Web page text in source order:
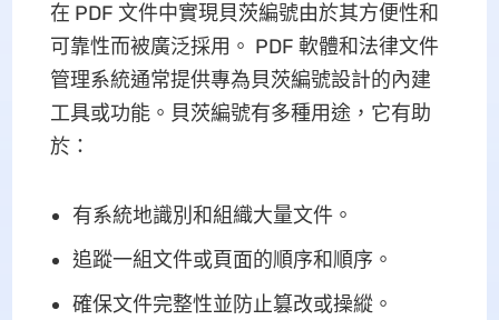
在 PDF 文件中實現貝茨編號由於其方便性和
可靠性而被廣泛採用。 PDF 軟體和法律文件
管理系統通常提供專為貝茨編號設計的內建
工具或功能。貝茨編號有多種用途，它有助
於：
有系統地識別和組織大量文件。
追蹤一組文件或頁面的順序和順序。
確保文件完整性並防止篡改或操縱。